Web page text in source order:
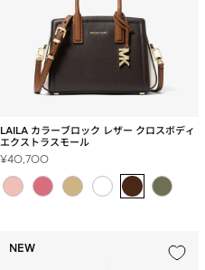
LAILA カラーブロック レザー クロスボディ
エクストラスモール
セ
ル
¥40,700
NEW